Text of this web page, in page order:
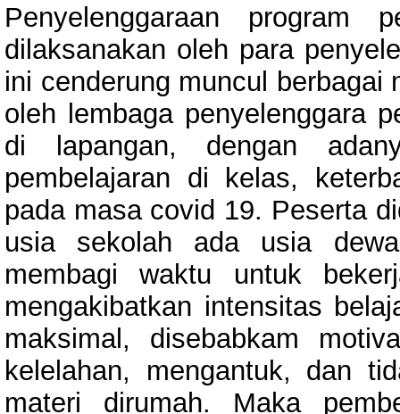
Penyelenggaraan program
dilaksanakan oleh para
ini cenderung muncul berbagai
oleh lembaga penyelenggara
di lapangan, dengan
pembelajaran di kelas,
pada masa covid 19. Peserta
usia sekolah ada usia
membagi waktu untuk
mengakibatkan intensitas
maksimal, disebabkam
kelelahan, mengantuk, dan
materi dirumah. Maka